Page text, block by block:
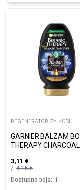
REGENERATOR ZA KOSU
GARNIER BALZAM
THERAPY
3,11 €
4,15€
Dostupno boja: 1